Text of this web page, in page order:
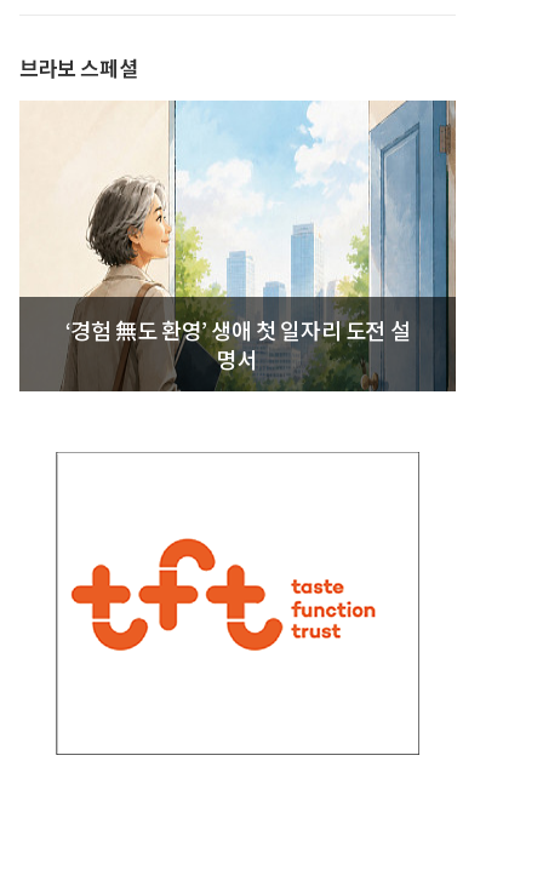
브라보 스페셜
‘경험 無도 환영’ 생애 첫 일자리 도전 설
명서